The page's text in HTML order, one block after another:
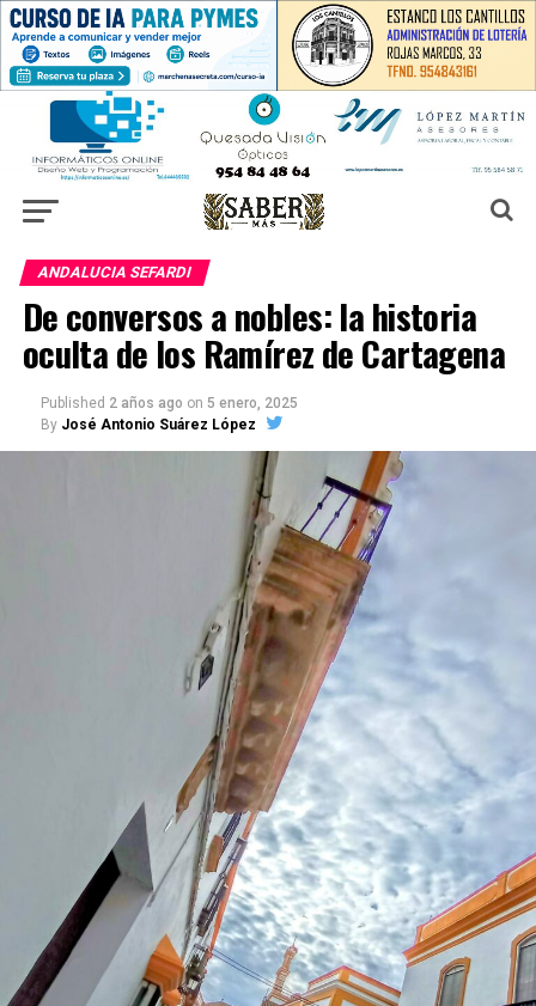
ANDALUCIA SEFARDI
De conversos a nobles: la historia
oculta de los Ramírez de Cartagena
Published 2 años ago on 5 enero, 2025
By José Antonio Suárez López